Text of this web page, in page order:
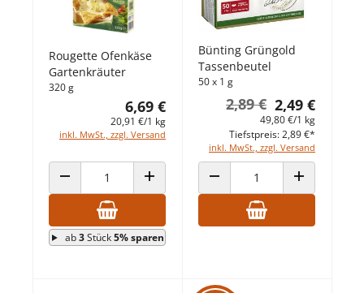
Rougette Ofenkäse
Gartenkräuter
320 g
6,69 €
20,91 €/1 kg
inkl. MwSt., zzgl. Versand
ANZAHL VERRINGERNANZAHL ERHÖHEN
ab3Stück5% sparen
Bünting Grüngold
Tassenbeutel
50 x 1 g
2,49 €
2,89 €
49,80 €/1 kg
inkl. MwSt., zzgl. Versand
Tiefstpreis: 2,89 €*
ANZAHL VERRINGERNANZAHL